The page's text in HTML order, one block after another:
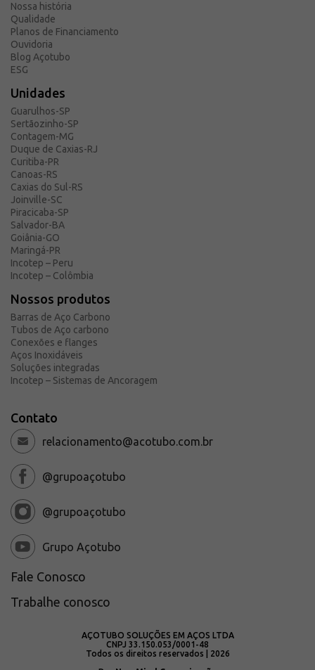
Nossa história
Qualidade
Planos de Financiamento
Ouvidoria
Blog Açotubo
ESG
Unidades
Guarulhos-SP
Sertãozinho-SP
Contagem-MG
Duque de Caxias-RJ
Curitiba-PR
Canoas-RS
Caxias do Sul-RS
Joinville-SC
Piracicaba-SP
Salvador-BA
Goiânia-GO
Maringá-PR
Incotep – Peru
Incotep – Colômbia
Nossos produtos
Barras de Aço Carbono
Tubos de Aço carbono
Conexões e flanges
Aços Inoxidáveis
Soluções integradas
Incotep – Sistemas de Ancoragem
Contato
relacionamento@acotubo.com.br
@grupoaçotubo
@grupoaçotubo
Grupo Açotubo
Fale Conosco
Trabalhe conosco
AÇOTUBO SOLUÇÕES EM AÇOS LTDA
CNPJ 33.150.053/0001-48
Todos os direitos reservados | 2026